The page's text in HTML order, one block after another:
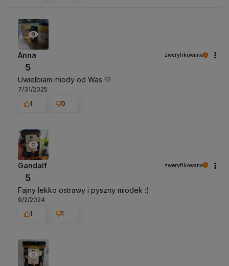
Anna zweryfikowano
5
Uwielbiam miody od Was 💛
7/31/2025
1
0
Gandalf zweryfikowano
5
Fajny lekko ostrawy i pyszny miodek :)
9/2/2024
1
1